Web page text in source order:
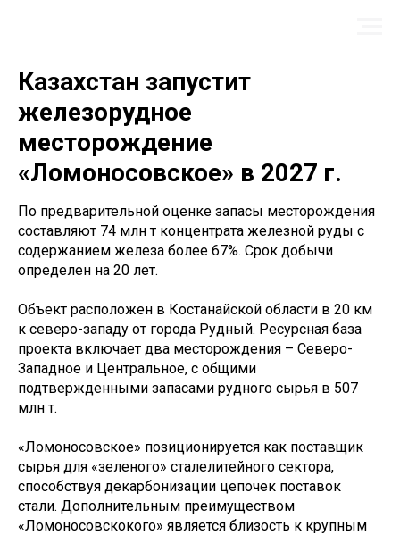
Казахстан запустит
железорудное
месторождение
«Ломоносовское» в 2027 г.
По предварительной оценке запасы месторождения
составляют 74 млн т концентрата железной руды с
содержанием железа более 67%. Срок добычи
определен на 20 лет.
Объект расположен в Костанайской области в 20 км
к северо-западу от города Рудный. Ресурсная база
проекта включает два месторождения – Северо-
Западное и Центральное, с общими
подтвержденными запасами рудного сырья в 507
млн т.
«Ломоносовское» позиционируется как поставщик
сырья для «зеленого» сталелитейного сектора,
способствуя декарбонизации цепочек поставок
стали. Дополнительным преимуществом
«Ломоносовскокого» является близость к крупным